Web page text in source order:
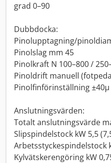
grad 0–90
Dubbdocka:
Pinolupptagning/
Pinolslag mm 45
Pinolkraft N 100–800 /
Pinoldrift manuell
Pinolfinförinställning ±40µ
Anslutningsvärden:
Totalt anslutningsvärde
Slipspindelstock kW 5,5
Arbetsstyckespindelstock
Kylvätskerengöring kW